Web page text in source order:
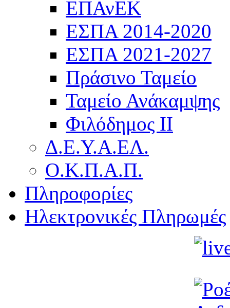
ΕΠΑνΕΚ
ΕΣΠΑ 2014-2020
ΕΣΠΑ 2021-2027
Πράσινο Ταμείο
Ταμείο Ανάκαμψης
Φιλόδημος ΙΙ
Δ.Ε.Υ.Α.ΕΛ.
Ο.Κ.Π.Α.Π.
Πληροφορίες
Ηλεκτρονικές Πληρωμές